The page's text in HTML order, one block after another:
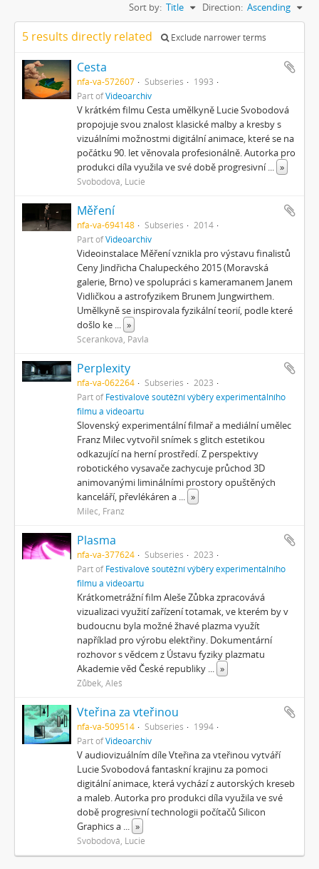
Sort by: Title Direction: Ascending
5 results directly related Exclude narrower terms
Cesta
nfa-va-572607 Subseries
1993
Part ofVideoarchiv
V krátkém filmu Cesta umělkyně Lucie Svobodová
propojuje svou znalost klasické malby a kresby s
vizuálními možnostmi digitální animace, které se na
počátku 90. let věnovala profesionálně. Autorka pro
produkci díla využila ve své době progresivní... »
Svobodová, Lucie
Měření
nfa-va-694148 Subseries
2014
Part ofVideoarchiv
Videoinstalace Měření vznikla pro výstavu finalistů
Ceny Jindřicha Chalupeckého 2015 (Moravská
galerie, Brno) ve spolupráci s kameramanem Janem
Vidličkou a astrofyzikem Brunem Jungwirthem.
Umělkyně se inspirovala fyzikální teorií, podle které
došlo ke ... »
Sceranková, Pavla
Perplexity
nfa-va-062264 Subseries
2023
Part ofFestivalové soutěžní výběry experimentálního
filmu a videoartu
Slovenský experimentální filmař a mediální umělec
Franz Milec vytvořil snímek s glitch estetikou
odkazující na herní prostředí. Z perspektivy
robotického vysavače zachycuje průchod 3D
animovanými liminálními prostory opuštěných
kanceláří, převlékáren a ... »
Milec, Franz
Plasma
nfa-va-377624 Subseries
2023
Part ofFestivalové soutěžní výběry experimentálního
filmu a videoartu
Krátkometrážní film Aleše Zůbka zpracovává
vizualizaci využití zařízení totamak, ve kterém by v
budoucnu byla možné žhavé plazma využít
například pro výrobu elektřiny. Dokumentární
rozhovor s vědcem z Ústavu fyziky plazmatu
Akademie věd České republiky ... »
Zůbek, Aleš
Vteřina za vteřinou
nfa-va-509514 Subseries
1994
Part ofVideoarchiv
V audiovizuálním díle Vteřina za vteřinou vytváří
Lucie Svobodová fantaskní krajinu za pomoci
digitální animace, která vychází z autorských kreseb
a maleb. Autorka pro produkci díla využila ve své
době progresivní technologii počítačů Silicon
Graphics a ... »
Svobodová, Lucie